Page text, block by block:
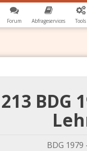
Forum Abfrageservices Tools
213 BDG
BDG